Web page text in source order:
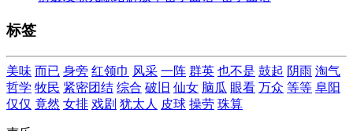
标签
美味 而已 身旁 红领巾 风采 一阵 群英 也不是 鼓起 阴雨 淘气
哲学 牧民 紧密团结 综合 破旧 仙女 脑瓜 眼看 万众 等等 阜阳
仅仅 竟然 女排 戏剧 犹太人 皮球 操劳 珠算